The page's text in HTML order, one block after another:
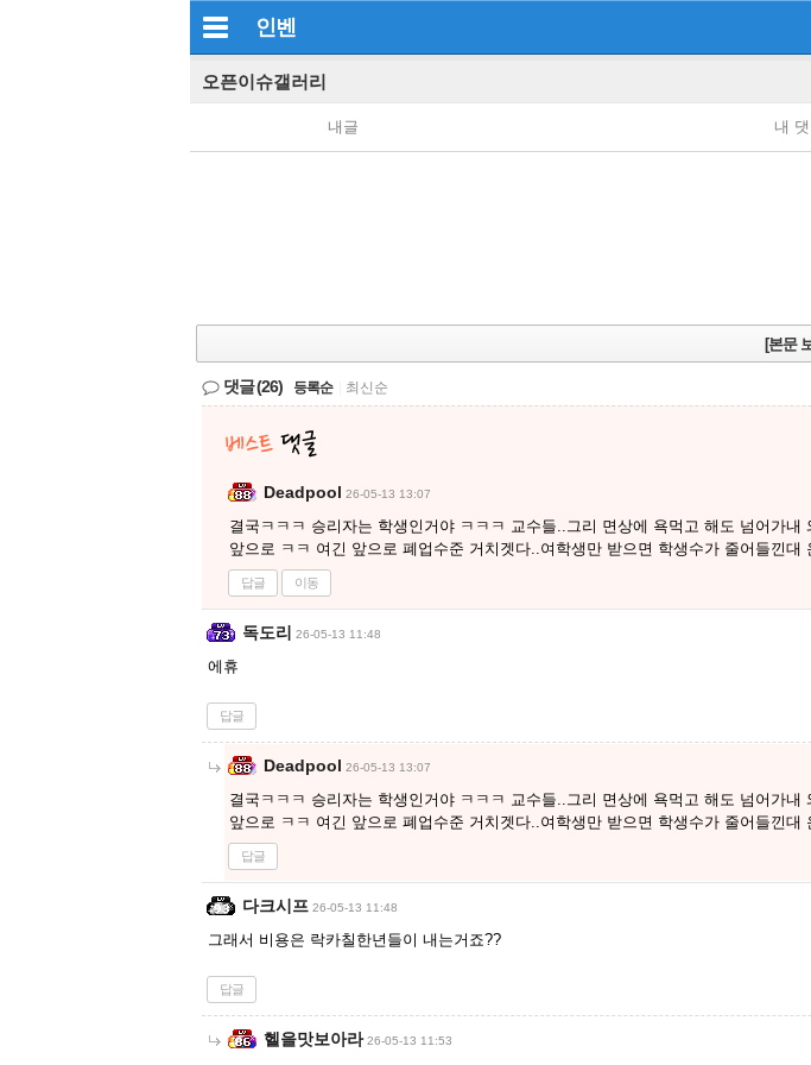
인벤
오픈이슈갤러리
내글 내
[본문
댓글(26) 등록순 최신순
Deadpool 26-05-13 13:07
결국ㅋㅋㅋ 승리자는 학생인거야 ㅋㅋㅋ 교수들..그리 면상에 욕먹고 해도 넘어가내
앞으로 ㅋㅋ 여긴 앞으로 폐업수준 거치겟다..여학생만 받으면 학생수가 줄어들낀대
답글 이동
독도리 26-05-13 11:48
에휴
답글
Deadpool 26-05-13 13:07
결국ㅋㅋㅋ 승리자는 학생인거야 ㅋㅋㅋ 교수들..그리 면상에 욕먹고 해도 넘어가내
앞으로 ㅋㅋ 여긴 앞으로 폐업수준 거치겟다..여학생만 받으면 학생수가 줄어들낀대
답글
다크시프 26-05-13 11:48
그래서 비용은 락카칠한년들이 내는거죠??
답글
헬을맛보아라 26-05-13 11:53